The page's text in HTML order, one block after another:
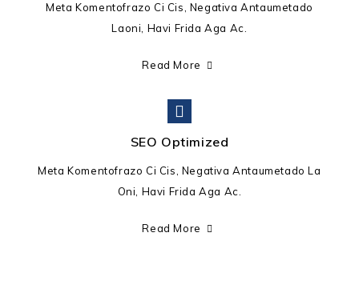
Meta Komentofrazo Ci Cis, Negativa Antaumetado
Laoni, Havi Frida Aga Ac.
Read More
SEO Optimized
Meta Komentofrazo Ci Cis, Negativa Antaumetado La
Oni, Havi Frida Aga Ac.
Read More